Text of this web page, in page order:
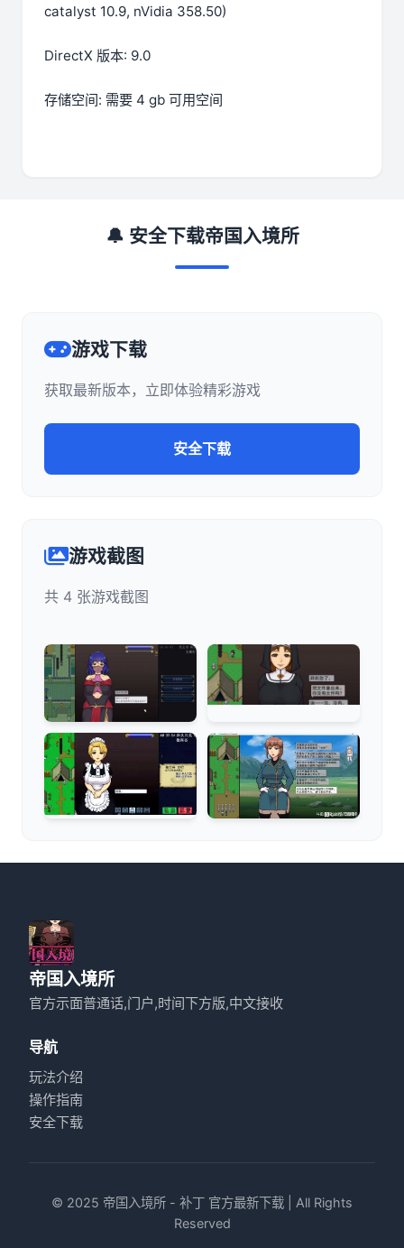
catalyst 10.9, nVidia 358.50)
DirectX 版本: 9.0
存储空间: 需要 4 gb 可用空间
🔔 安全下载帝国入境所
游戏下载
获取最新版本，立即体验精彩游戏
安全下载
游戏截图
共 4 张游戏截图
帝国入境所
官方示面普通话,门户,时间下方版,中文接收
导航
玩法介绍
操作指南
安全下载
© 2025 帝国入境所 - 补丁 官方最新下载 | All Rights
Reserved